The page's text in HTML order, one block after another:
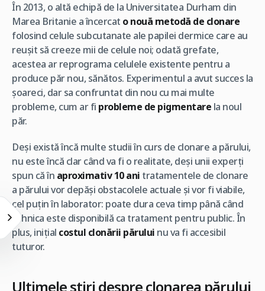
În 2013, o altă echipă de la Universitatea Durham din
Marea Britanie a încercat o nouă metodă de clonare
folosind celule subcutanate ale papilei dermice care au
reușit să creeze mii de celule noi; odată grefate,
acestea ar reprograma celulele existente pentru a
produce păr nou, sănătos. Experimentul a avut succes la
șoareci, dar sa confruntat din nou cu mai multe
probleme, cum ar fi probleme de pigmentare la noul
păr.
Deși există încă multe studii în curs de clonare a părului,
nu este încă clar când va fi o realitate, deși unii experți
spun că în aproximativ 10 ani tratamentele de clonare
a părului vor depăși obstacolele actuale și vor fi viabile,
cel puțin în laborator: poate dura ceva timp până când
tehnica este disponibilă ca tratament pentru public. În
plus, inițial costul clonării părului nu va fi accesibil
tuturor.
Ultimele știri despre clonarea părului